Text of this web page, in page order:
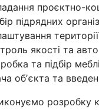
проєктно-
підрядних
якості та
та підбір
обʼєкта та
розробку